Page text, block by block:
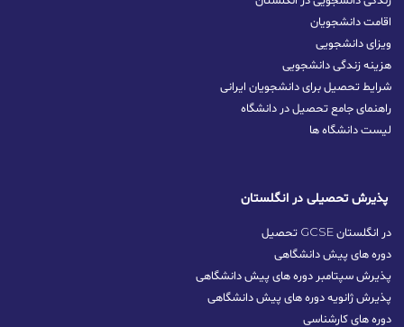
اقامت دانشجویان
ویزای دانشجویی
هزینه زندگی دانشجویی
شرایط تحصیل برای دانشجویان ایرانی
راهنمای جامع تحصیل در دانشگاه
لیست دانشگاه ها
پذیرش تحصیلی در انگلستان
تحصیل GCSE در انگلستان
دوره های پیش دانشگاهی
پذیرش سپتامبر دوره های پیش دانشگاهی
پذیرش ژانویه دوره های پیش دانشگاهی
دوره های کارشناسی